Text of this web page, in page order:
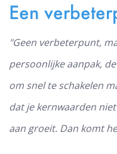
Een
"Geen verbeterpunt,
persoonlijke aanpak,
om snel te schakelen
dat je kernwaarden
aan groeit. Dan komt